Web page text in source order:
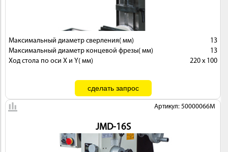
Максимальный диаметр сверления( мм)
13
Максимальный диаметр концевой фрезы( мм)
13
Ход стола по оси X и Y( мм)
220 х 100
Артикул: 50000066M
JMD-16S